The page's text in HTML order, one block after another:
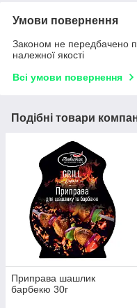
Умови повернення
Законом не передбачено
належної якості
Всі умови повернення
Подібні товари
Приправа шашлик
барбекю 30г